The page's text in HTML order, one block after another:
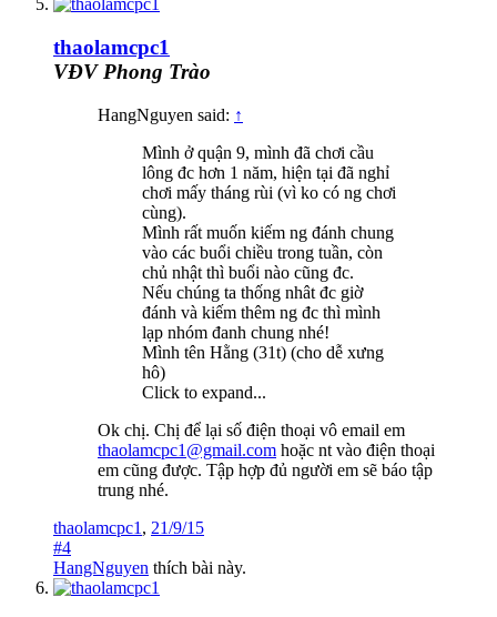
thaolamcpc1
VĐV Phong Trào
HangNguyen said: ↑
Mình ở quận 9, mình đã chơi cầu
lông đc hơn 1 năm, hiện tại đã nghỉ
chơi mấy tháng rùi (vì ko có ng chơi
cùng).
Mình rất muốn kiếm ng đánh chung
vào các buổi chiều trong tuần, còn
chủ nhật thì buổi nào cũng đc.
Nếu chúng ta thống nhât đc giờ
đánh và kiếm thêm ng đc thì mình
lạp nhóm đanh chung nhé!
Mình tên Hằng (31t) (cho dễ xưng
hô)
Click to expand...
Ok chị. Chị để lại số điện thoại vô email em
thaolamcpc1@gmail.com hoặc nt vào điện thoại
em cũng được. Tập hợp đủ người em sẽ báo tập
trung nhé.
thaolamcpc1 , 21/9/15
#4
HangNguyen thích bài này.